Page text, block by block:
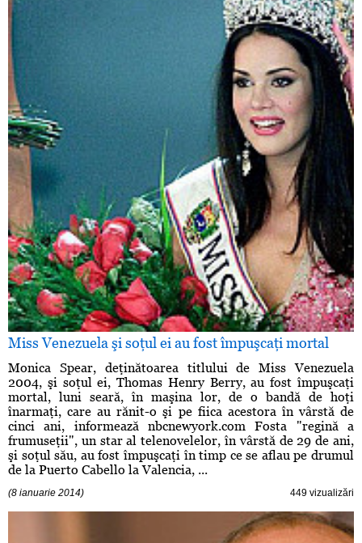
Miss Venezuela şi soţul ei au fost împuşcaţi mortal
Monica Spear, deţinătoarea titlului de Miss Venezuela
2004, şi soţul ei, Thomas Henry Berry, au fost împuşcaţi
mortal, luni seară, în maşina lor, de o bandă de hoţi
înarmaţi, care au rănit-o şi pe fiica acestora în vârstă de
cinci ani, informează nbcnewyork.com Fosta "regină a
frumuseţii", un star al telenovelelor, în vârstă de 29 de ani,
şi soţul său, au fost împuşcaţi în timp ce se aflau pe drumul
de la Puerto Cabello la Valencia, ...
(8 ianuarie 2014) 449 vizualizări